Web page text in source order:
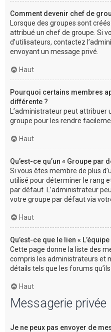
Comment devenir chef de
Lorsque des groupes sont
attribué un chef de groupe. Si
d’utilisateurs, contactez
envoyant un message privé.
Haut
Pourquoi certains membres
différente ?
L’administrateur peut attribuer
groupe pour les rendre
Haut
Qu’est-ce qu’un « Groupe par
Si vous êtes membre de plus
utilisé pour déterminer le rang
par défaut. L’administrateur
votre groupe par défaut via
Haut
Qu’est-ce que le lien «
Cette page donne la liste des
compris les administrateurs et
détails tels que les forums
Haut
Messagerie privée
Je ne peux pas envoyer de